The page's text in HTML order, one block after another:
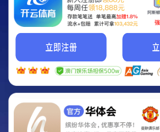
Hey Guys!